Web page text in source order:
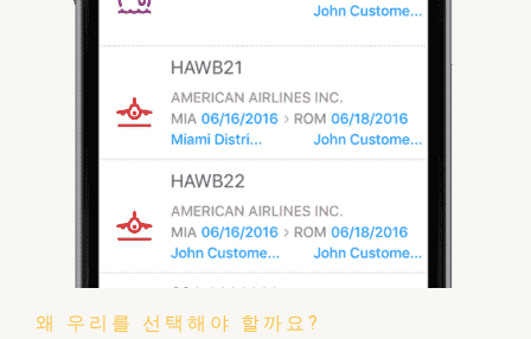
왜 우리를 선택해야 할까요?